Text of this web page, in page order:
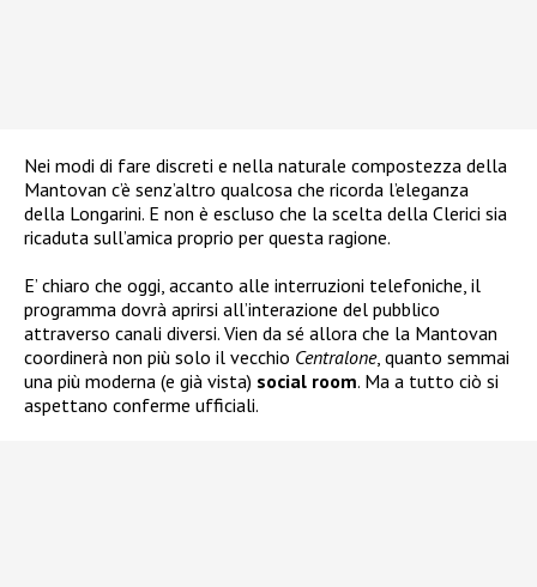
Nei modi di fare discreti e nella naturale compostezza della
Mantovan c’è senz’altro qualcosa che ricorda l’eleganza
della Longarini. E non è escluso che la scelta della Clerici sia
ricaduta sull’amica proprio per questa ragione.
E’ chiaro che oggi, accanto alle interruzioni telefoniche, il
programma dovrà aprirsi all’interazione del pubblico
attraverso canali diversi. Vien da sé allora che la Mantovan
coordinerà non più solo il vecchio Centralone, quanto semmai
una più moderna (e già vista) social room. Ma a tutto ciò si
aspettano conferme ufficiali.